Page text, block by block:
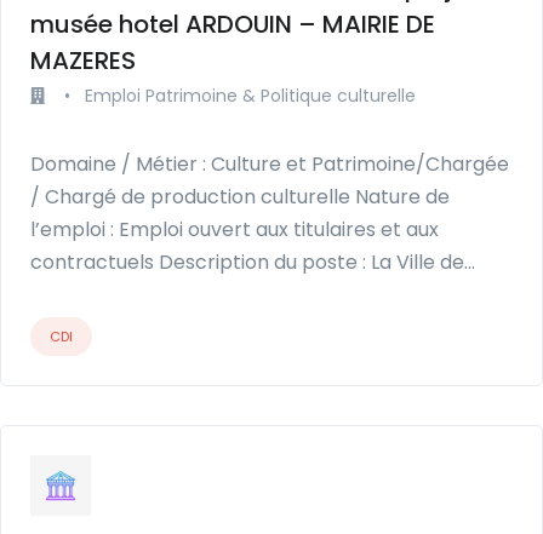
musée hotel ARDOUIN – MAIRIE DE
MAZERES
• Emploi Patrimoine & Politique culturelle
Domaine / Métier : Culture et Patrimoine/Chargée
/ Chargé de production culturelle Nature de
l’emploi : Emploi ouvert aux titulaires et aux
contractuels Description du poste : La Ville de…
CDI